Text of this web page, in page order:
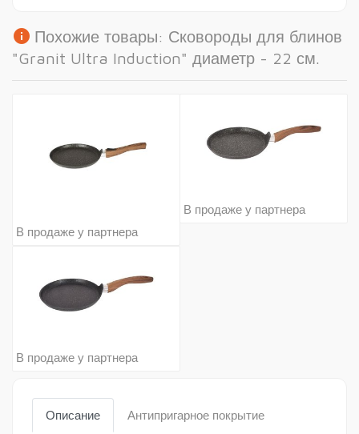
info Похожие товары: Сковороды для блинов
"Granit Ultra Induction" диаметр - 22 см.
В продаже у партнера
В продаже у партнера
В продаже у партнера
Описание Антипригарное покрытие